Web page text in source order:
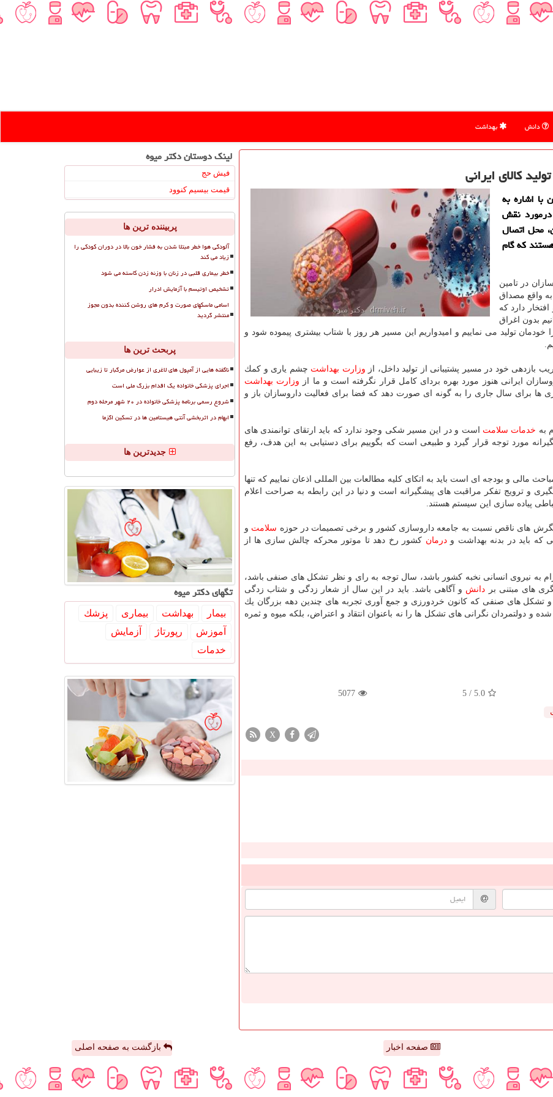
دانش بهداشت
كالای ایرانی
با اشاره به
درمورد نقش
محل اتصال
كه گام
در تامین
به واقع مصداق
دارد كه
بدون اغراق
مصرف مردم را خودمان تولید می نماییم و امیدواریم این مسیر هر روز با شتاب بیشتری پیموده شود و
بازدهی خود در مسیر پشتیبانی از تولید داخل، از وزارت بهداشت چشم یاری و كمك
ایرانی هنوز مورد بهره بردای كامل قرار نگرفته است و ما از وزارت بهداشت
ها برای سال جاری را به گونه ای صورت دهد كه فضا برای فعالیت داروسازان باز و
به خدمات سلامت است و در این مسیر شكی وجود ندارد كه باید ارتقای توانمندی های
مورد توجه قرار گیرد و طبیعی است كه بگوییم برای دستیابی به این هدف، رفع
مالی و بودجه ای است باید به اتكای كلیه مطالعات بین المللی اذعان نماییم كه تنها
و ترویج تفكر مراقبت های پیشگیرانه است و دنیا در این رابطه به صراحت اعلام
پیاده سازی این سیستم هستند.
نگرش های ناقص نسبت به جامعه داروسازی كشور و برخی تصمیمات در حوزه سلامت و
كه باید در بدنه بهداشت ودرمان كشور رخ دهد تا موتور محركه چالش سازی ها از
به نیروی انسانی نخبه كشور باشد، سال توجه به رای و نظر تشكل های صنفی باشد،
های مبتنی بر دانش و آگاهی باشد. باید در این سال از شعار زدگی و شتاب زدگی
و تشكل های صنفی كه كانون خردورزی و جمع آوری تجربه های چندین دهه بزرگان یك
دولتمردان نگرانی های تشكل ها را نه باعنوان انتقاد و اعتراض، بلكه میوه و ثمره
5.0
/ 5
5077
X
لینک دوستان دكتر میوه
فیش حج
قیمت بیسیم کنوود
پربیننده ترین ها
آلودگی هوا خطر مبتلا شدن به فشار خون بالا در دوران کودکی را
زیاد می کند
خطر بیماری قلبی در زنان با وزنه زدن کاسته می شود
تشخیص اوتیسم با آزمایش ادرار
اسامی ماسکهای صورت و کرم های روشن کننده بدون مجوز
منتشر گردید
پربحث ترین ها
ناگفته هایی از آمپول های لاغری از عوارض مرگبار تا زیبایی
اجرای پزشکی خانواده یک اقدام بزرگ ملی است
شروع رسمی برنامه پزشکی خانواده در ۲۰ شهر مرحله دوم
ابهام در اثربخشی آنتی هیستامین ها در تسکین اگزما
جدیدترین ها
تگهای دكتر میوه
بیمار بهداشت بیماری
پزشك
آموزش
رپورتاژ
آزمایش
خدمات
صفحه اخبار بازگشت به صفحه اصلی